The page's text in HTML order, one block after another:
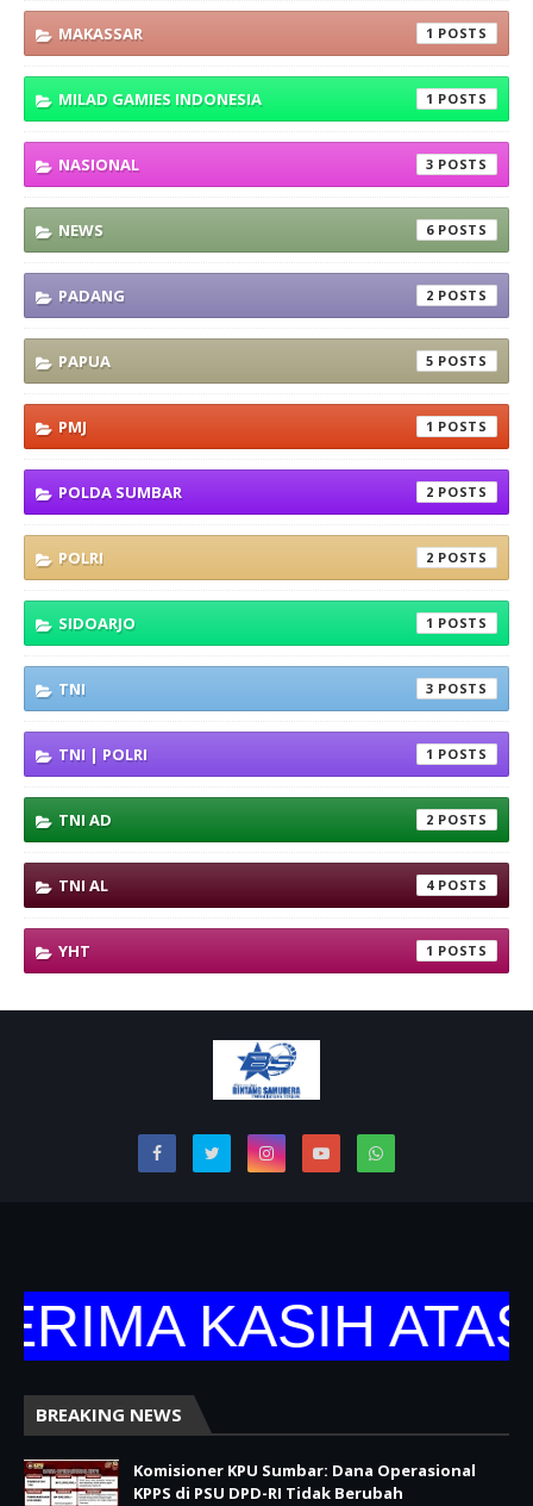
MAKASSAR 1
MILAD GAMIES INDONESIA 1
NASIONAL 3
NEWS 6
PADANG 2
PAPUA 5
PMJ 1
POLDA SUMBAR 2
POLRI 2
SIDOARJO 1
TNI 3
TNI | POLRI 1
TNI AD 2
TNI AL 4
YHT 1
KASIH ATAS
BREAKING NEWS
Komisioner KPU Sumbar: Dana Operasional
KPPS di PSU DPD-RI Tidak Berubah